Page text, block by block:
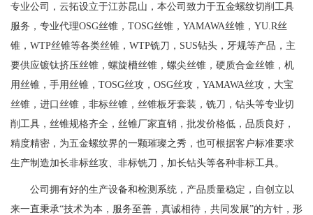
专业公司，云拓设立于江苏昆山，本公司致力于五金螺纹切削工具
服务，专业代理OSG丝锥，TOSG丝锥，YAMAWA丝锥，YU.R丝
锥，WTP丝锥等各类丝锥，WTP铣刀，SUS钻头，牙规等产品，主
要供应镀钛挤压丝锥，螺旋槽丝锥，螺尖丝锥，硬质合金丝锥，机
用丝锥，手用丝锥，TOSG丝攻，OSG丝攻，YAMAWA丝攻，大宝
丝锥，进口丝锥，非标丝锥，丝锥板牙套装，铣刀，钻头等专业切
削工具，丝锥规格齐全，丝锥厂家直销，批发价格低，品质良好，
精度精密，为五金螺纹界的一颗璀璨之秀，也可根据客户标准要求
生产制造加长非标丝攻、非标铣刀，加长钻头等各种非标工具。
公司拥有好的生产设备和检测系统，产品质量稳定，自创立以
来一直秉承“技术为本，服务至善，真诚相待，共同发展”的方针，形